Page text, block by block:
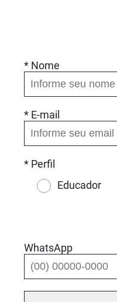
* Nome
* E-mail
* Perfil
Educador
WhatsApp